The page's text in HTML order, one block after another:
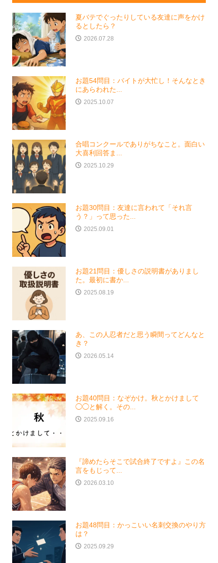
夏バテでぐったりしている友達に声をかけ
るとしたら？
2026.07.28
お題54問目：バイトが大忙し！そんなとき
にあらわれた...
2025.10.07
合唱コンクールでありがちなこと。面白い
大喜利回答ま...
2025.10.29
お題30問目：友達に言われて「それ言
う？」って思った...
2025.09.01
お題21問目：優しさの説明書がありまし
た。最初に書か...
2025.08.19
あ、この人忍者だと思う瞬間ってどんなと
き？
2026.05.14
お題40問目：なぞかけ。秋とかけまして
◯◯と解く。その...
2025.09.16
『諦めたらそこで試合終了ですよ』この名
言をもじって...
2026.03.10
お題48問目：かっこいい名刺交換のやり方
は？
2025.09.29